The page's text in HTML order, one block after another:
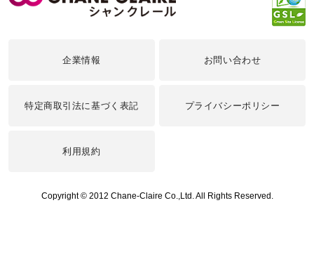
企業情報 お問い合わせ
特定商取引法に基づく表記 プライバシーポリシー
利用規約
Copyright © 2012 Chane-Claire Co.,Ltd. All Rights Reserved.